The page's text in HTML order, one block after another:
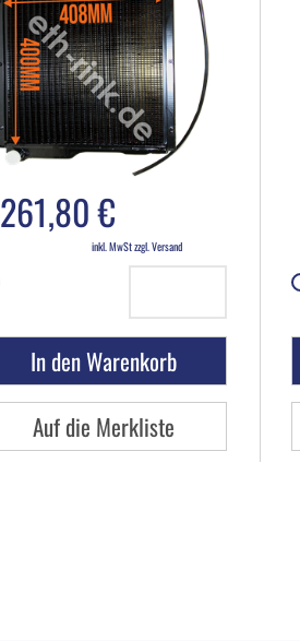
261,80 €
inkl. MwSt zzgl. Versand
In den Warenkorb
Auf die Merkliste